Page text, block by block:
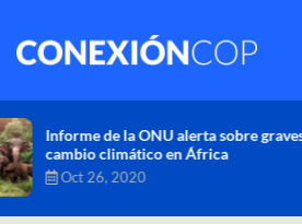
Comisión de Alto Nivel de
nueva ambición climática del
Dic 16, 2020